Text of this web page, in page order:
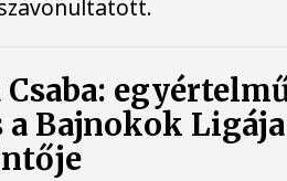
Bajnokok Ligája